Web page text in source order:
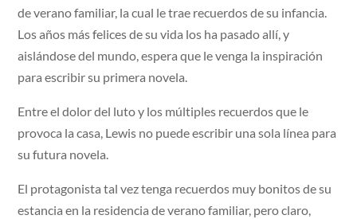
de verano familiar, la cual le trae recuerdos de su infancia.
Los años más felices de su vida los ha pasado allí, y
aislándose del mundo, espera que le venga la inspiración
para escribir su primera novela.
Entre el dolor del luto y los múltiples recuerdos que le
provoca la casa, Lewis no puede escribir una sola línea para
su futura novela.
El protagonista tal vez tenga recuerdos muy bonitos de su
estancia en la residencia de verano familiar, pero claro,